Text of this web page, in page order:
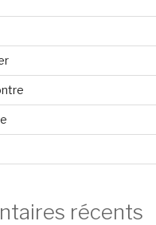
récents